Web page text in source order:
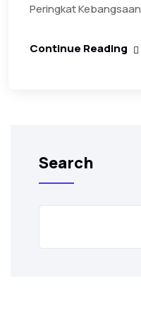
Peringkat Kebangsaan
Continue Reading
Search